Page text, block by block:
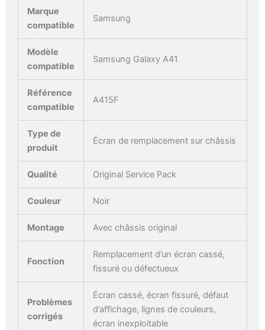
Marque
compatible
Samsung
Modèle
compatible
Samsung Galaxy A41
Référence
compatible
A415F
Type de
produit
Écran de remplacement sur châssis
Qualité Original Service Pack
Couleur Noir
Montage Avec châssis original
Fonction
Remplacement d’un écran cassé,
fissuré ou défectueux
Problèmes
corrigés
Écran cassé, écran fissuré, défaut
d’affichage, lignes de couleurs,
écran inexploitable